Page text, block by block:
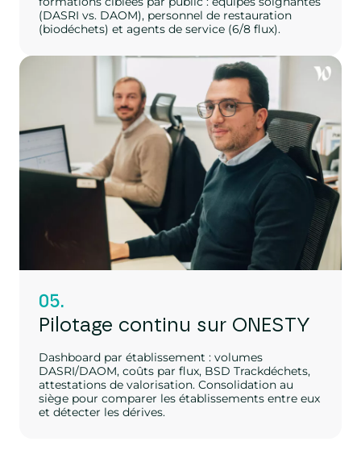
(DASRI vs. DAOM), personnel de restauration
(biodéchets) et agents de service (6/8 flux).
05.
Pilotage continu sur ONESTY
Dashboard par établissement : volumes
DASRI/DAOM, coûts par flux, BSD Trackdéchets,
attestations de valorisation. Consolidation au
siège pour comparer les établissements entre eux
et détecter les dérives.